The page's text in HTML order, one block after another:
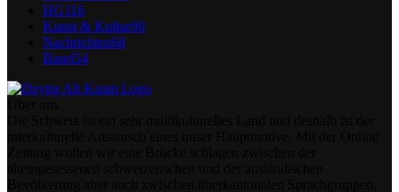
HG116
Kunst & Kultur90
Nachrichten68
Basel54